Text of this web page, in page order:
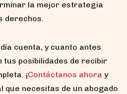
la mejor estrategia
derechos.
cuenta, y cuanto antes
posibilidades de recibir
¡Contáctanos ahora y
que necesitas de un abogado